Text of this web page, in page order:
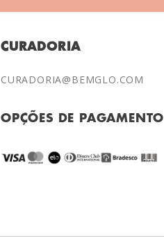
CURADORIA
CURADORIA@BEMGLO.COM
OPÇÕES DE PAGAMENTO